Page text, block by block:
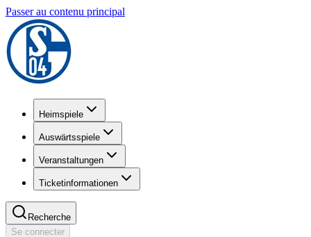
Passer au contenu principal
Heimspiele
Auswärtsspiele
Veranstaltungen
Ticketinformationen
Recherche
Se connecter